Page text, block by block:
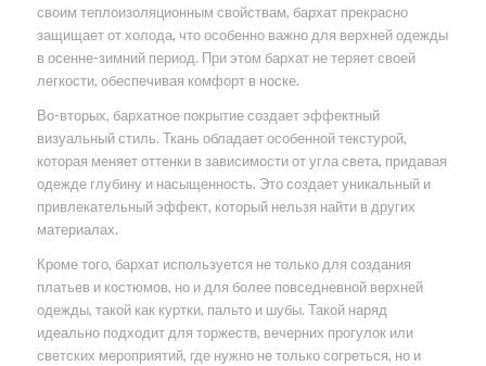
своим теплоизоляционным свойствам, бархат прекрасно
защищает от холода, что особенно важно для верхней одежды
в осенне-зимний период. При этом бархат не теряет своей
легкости, обеспечивая комфорт в носке.
Во-вторых, бархатное покрытие создает эффектный
визуальный стиль. Ткань обладает особенной текстурой,
которая меняет оттенки в зависимости от угла света, придавая
одежде глубину и насыщенность. Это создает уникальный и
привлекательный эффект, который нельзя найти в других
материалах.
Кроме того, бархат используется не только для создания
платьев и костюмов, но и для более повседневной верхней
одежды, такой как куртки, пальто и шубы. Такой наряд
идеально подходит для торжеств, вечерних прогулок или
светских мероприятий, где нужно не только согреться, но и